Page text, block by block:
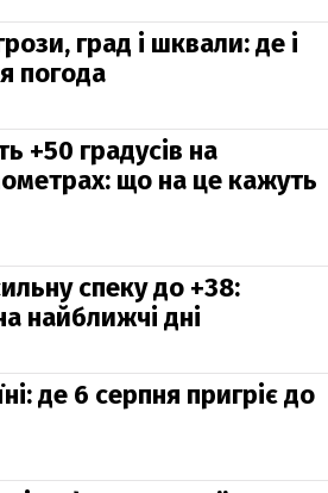
град і шквали: де і
погода
+50 градусів на
що на це кажуть
спеку до +38:
найближчі дні
де 6 серпня пригріє до